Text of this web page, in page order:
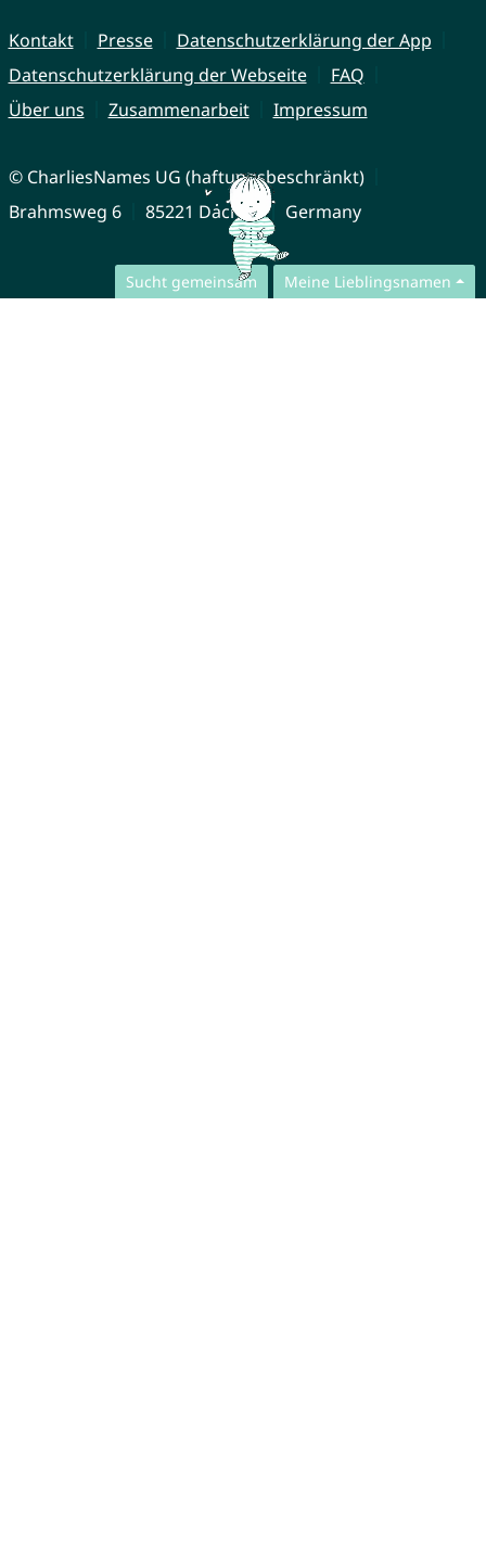
Sucht gemeinsam Meine Lieblingsnamen
Kontakt Presse
Datenschutzerklärung der App
Datenschutzerklärung der Webseite
FAQ
Über uns
Zusammenarbeit Impressum
© CharliesNames UG (haftungsbeschränkt)
Brahmsweg 6
85221 Dachau Germany